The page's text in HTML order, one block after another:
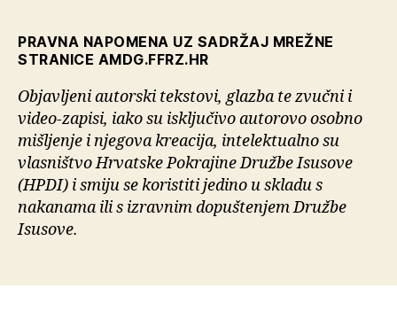
PRAVNA NAPOMENA UZ SADRŽAJ MREŽNE
STRANICE AMDG.FFRZ.HR
Objavljeni autorski tekstovi, glazba te zvučni i
video-zapisi, iako su isključivo autorovo osobno
mišljenje i njegova kreacija, intelektualno su
vlasništvo Hrvatske Pokrajine Družbe Isusove
(HPDI) i smiju se koristiti jedino u skladu s
nakanama ili s izravnim dopuštenjem Družbe
Isusove.